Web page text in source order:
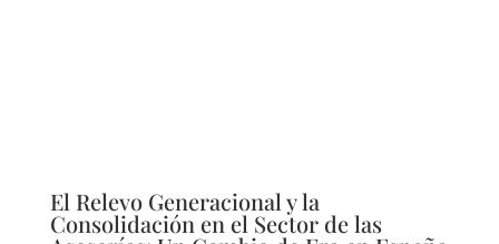
El Relevo Generacional y la
Consolidación en el Sector de las